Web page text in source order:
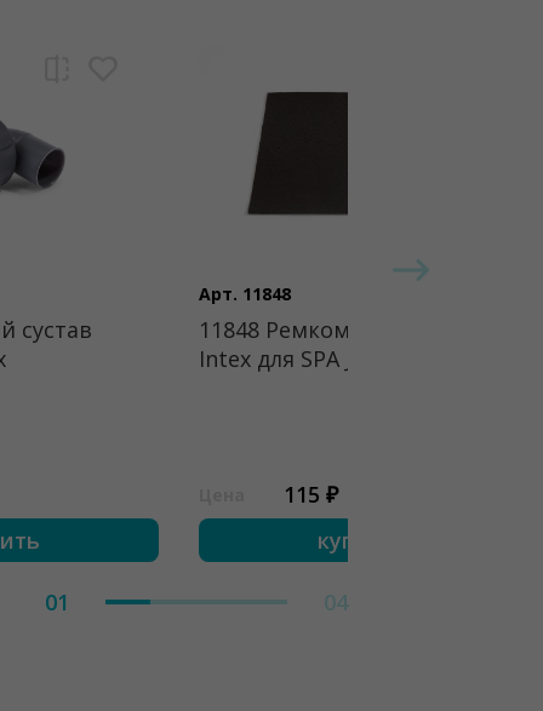
сустав
Арт. 11848
11848 Ремкомплект
Intex для SPA Jet
115 ₽
купить
01 04